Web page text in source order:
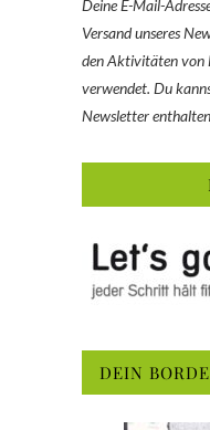
Deine E-Mail-
Versand unseres
den Aktivitäten
verwendet. Du
Newsletter
DEIN